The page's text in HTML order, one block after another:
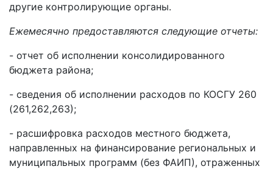
другие контролирующие органы.
Ежемесячно предоставляются следующие отчеты:
- отчет об исполнении консолидированного
бюджета района;
- сведения об исполнении расходов по КОСГУ 260
(261,262,263);
- расшифровка расходов местного бюджета,
направленных на финансирование региональных и
муниципальных программ (без ФАИП), отраженных